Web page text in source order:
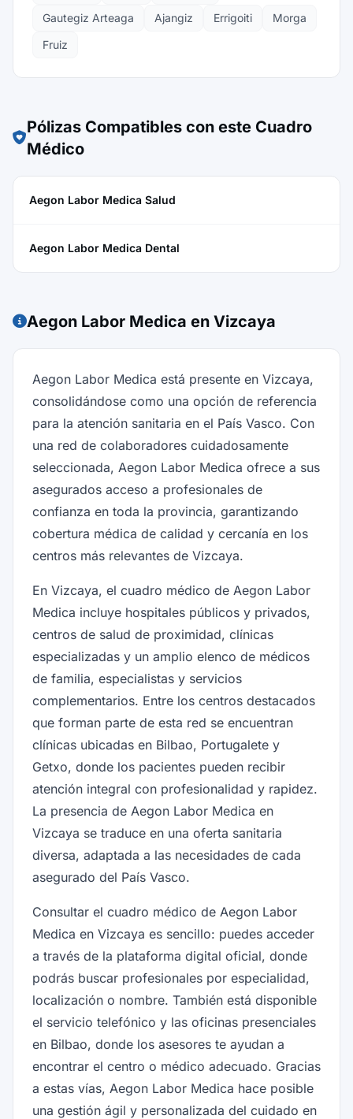
Gautegiz Arteaga Ajangiz Errigoiti
Morga
Fruiz
Pólizas Compatibles con este Cuadro
Médico
Aegon Labor Medica Salud
Aegon Labor Medica Dental
Aegon Labor Medica en Vizcaya
Aegon Labor Medica está presente en Vizcaya,
consolidándose como una opción de referencia
para la atención sanitaria en el País Vasco. Con
una red de colaboradores cuidadosamente
seleccionada, Aegon Labor Medica ofrece a sus
asegurados acceso a profesionales de
confianza en toda la provincia, garantizando
cobertura médica de calidad y cercanía en los
centros más relevantes de Vizcaya.
En Vizcaya, el cuadro médico de Aegon Labor
Medica incluye hospitales públicos y privados,
centros de salud de proximidad, clínicas
especializadas y un amplio elenco de médicos
de familia, especialistas y servicios
complementarios. Entre los centros destacados
que forman parte de esta red se encuentran
clínicas ubicadas en Bilbao, Portugalete y
Getxo, donde los pacientes pueden recibir
atención integral con profesionalidad y rapidez.
La presencia de Aegon Labor Medica en
Vizcaya se traduce en una oferta sanitaria
diversa, adaptada a las necesidades de cada
asegurado del País Vasco.
Consultar el cuadro médico de Aegon Labor
Medica en Vizcaya es sencillo: puedes acceder
a través de la plataforma digital oficial, donde
podrás buscar profesionales por especialidad,
localización o nombre. También está disponible
el servicio telefónico y las oficinas presenciales
en Bilbao, donde los asesores te ayudan a
encontrar el centro o médico adecuado. Gracias
a estas vías, Aegon Labor Medica hace posible
una gestión ágil y personalizada del cuidado en